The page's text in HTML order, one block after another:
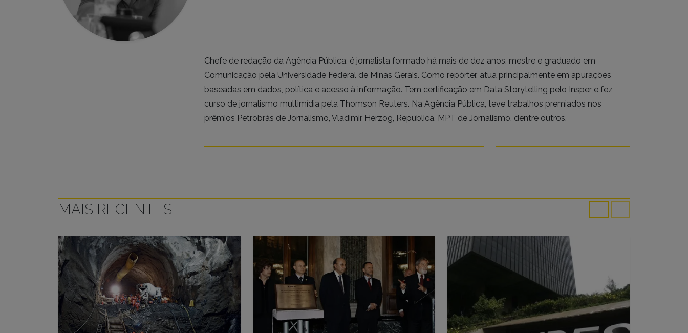
Chefe de redação da Agência Pública, é jornalista formado há mais de dez anos, mestre e graduado em
Comunicação pela Universidade Federal de Minas Gerais. Como repórter, atua principalmente em apurações
baseadas em dados, política e acesso à informação. Tem certificação em Data Storytelling pelo Insper e fez
curso de jornalismo multimídia pela Thomson Reuters. Na Agência Pública, teve trabalhos premiados nos
prêmios Petrobrás de Jornalismo, Vladimir Herzog, República, MPT de Jornalismo, dentre outros.
MAIS RECENTES